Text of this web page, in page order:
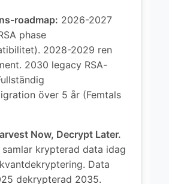
roadmap: 2026-2027
phase
2028-2029 ren
2030 legacy RSA-
över 5 år (Femtals
Now, Decrypt Later.
krypterad data idag
Data
dekrypterad 2035.